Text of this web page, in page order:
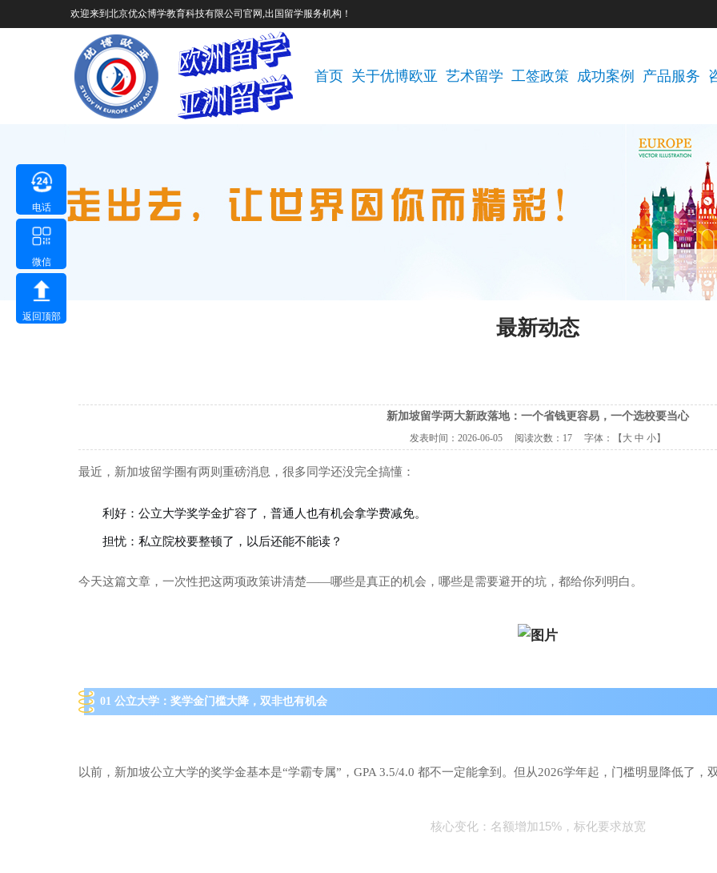
电话
微信
返回顶部
欢迎来到北京优众博学教育科技有限公司官网,出国留学服务机构！
首页 关于优博欧亚 艺术留学 工签政策 成功案例 产品服务
最新动态
新加坡留学两大新政落地：一个省钱更容易，一个选校要当心
发表时间： 2026-06-05 阅读次数： 17 字体：【 大 中 小】
最近，新加坡留学圈有两则重磅消息，很多同学还没完全搞懂：
利好：公立大学奖学金扩容了，普通人也有机会拿学费减免。
担忧：私立院校要整顿了，以后还能不能读？
今天这篇文章，一次性把这两项政策讲清楚——哪些是真正的机会，哪些是需要避开的坑，都给你列明白。
01 公立大学：奖学金门槛大降，双非也有机会
以前，新加坡公立大学的奖学金基本是“学霸专属”，GPA 3.5/4.0 都不一定能拿到。但从2026学年起，门槛明显降低了，
核心变化：名额增加15%，标化要求放宽